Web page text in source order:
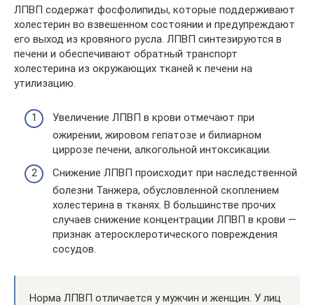
ЛПВП содержат фосфолипиды, которые поддерживают
холестерин во взвешенном состоянии и предупреждают
его выход из кровяного русла. ЛПВП синтезируются в
печени и обеспечивают обратный транспорт
холестерина из окружающих тканей к печени на
утилизацию.
Увеличение ЛПВП в крови отмечают при
ожирении, жировом гепатозе и билиарном
циррозе печени, алкогольной интоксикации.
Снижение ЛПВП происходит при наследственной
болезни Танжера, обусловленной скоплением
холестерина в тканях. В большинстве прочих
случаев снижение концентрации ЛПВП в крови —
признак атеросклеротического повреждения
сосудов.
Норма ЛПВП отличается у мужчин и женщин. У лиц